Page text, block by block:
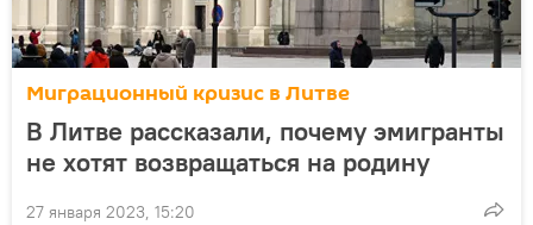
Миграционный кризис в Литве
В Литве рассказали, почему эмигранты
не хотят возвращаться на родину
27 января 2023, 15:20